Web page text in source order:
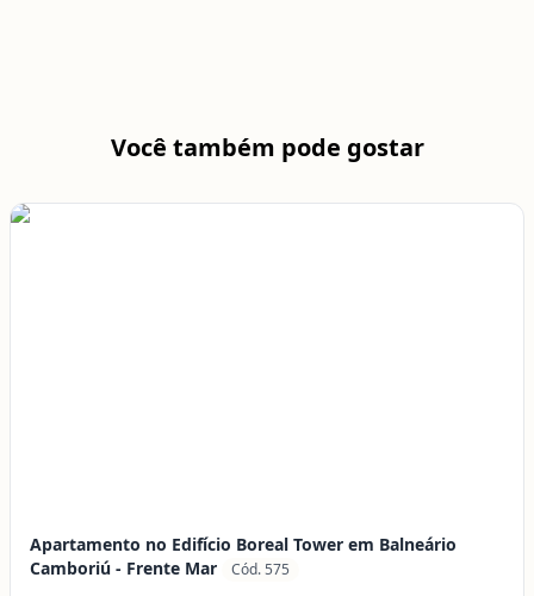
Você também pode gostar
Apartamento no Edifício Boreal Tower em Balneário
Camboriú - Frente Mar
Cód. 575